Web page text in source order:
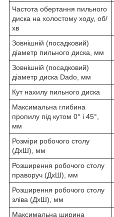
Частота обертання пильного
диска на холостому ходу, об/
хв
Зовнішній (посадковий)
діаметр пильного диска, мм
Зовнішній (посадковий)
діаметр диска Dado, мм
Кут нахилу пильного диска
Максимальна глибина
пропилу під кутом 0° і 45°,
мм
Розміри робочого столу
(ДхШ), мм
Розширення робочого столу
праворуч (ДхШ), мм
Розширення робочого столу
зліва (ДхШ), мм
Максимальна ширина